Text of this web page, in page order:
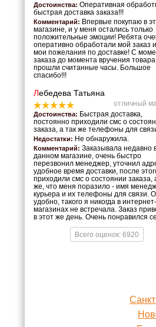
Достоинства: Оперативная
быстрая доставка заказа!!!
Комментарий: Впервые покупаю в
магазине, и у меня остались только
положительные эмоции! Ребята
оперативно обработали мой заказ
мои пожелания по доставке! С
заказа до момента вручения товара
прошли считанные часы. Большое
спасибо!!!
Лебедева Татьяна
отличный
Достоинства: Быстрая доставка,
постоянно приходили смс о
заказа, а так же телефоны для
Недостатки: Не обнаружила.
Комментарий: Заказывала недавно
данном магазине, очень быстро
перезвонил менеджер, уточнил
удобное время доставки, после
приходили смс о состоянии заказа,
же, что меня поразило - имя
курьера и их телефоны для связи.
удобно, такого я никогда в интернет-
магазинах не встречала. Заказ
в этот же день. Очень понравился
Всего оценок: 6920